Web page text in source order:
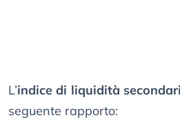
L’indice di liquidità
seguente rapporto: